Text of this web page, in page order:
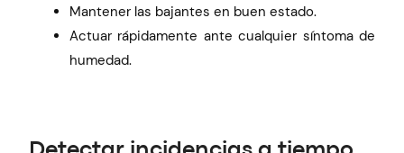
Mantener las bajantes en buen estado.
Actuar rápidamente ante cualquier síntoma de
humedad.